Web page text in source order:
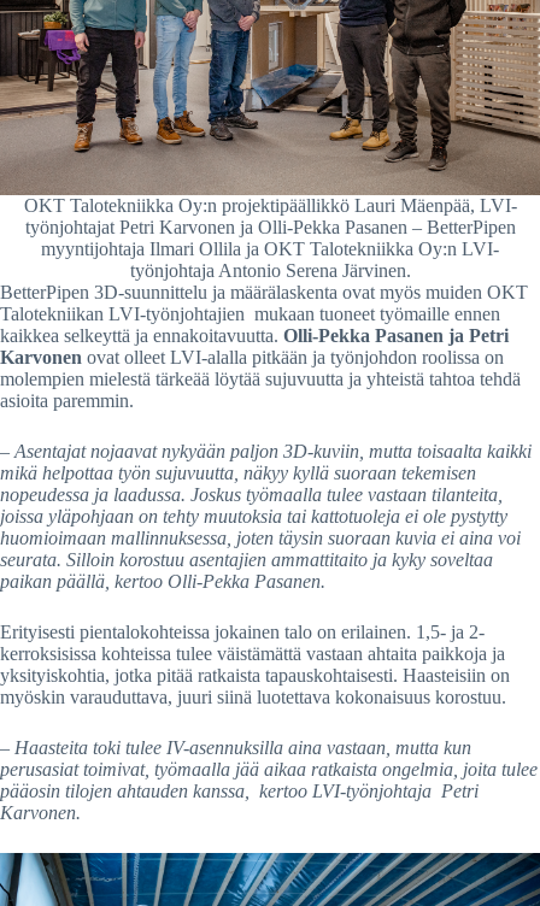
OKT Talotekniikka Oy:n projektipäällikkö Lauri Mäenpää, LVI-
työnjohtajat Petri Karvonen ja Olli-Pekka Pasanen – BetterPipen
myyntijohtaja Ilmari Ollila ja OKT Talotekniikka Oy:n LVI-
työnjohtaja Antonio Serena Järvinen.
BetterPipen 3D-suunnittelu ja määrälaskenta ovat myös muiden OKT
Talotekniikan LVI-työnjohtajien mukaan tuoneet työmaille ennen
kaikkea selkeyttä ja ennakoitavuutta. Olli-Pekka Pasanen ja Petri
Karvonen ovat olleet LVI-alalla pitkään ja työnjohdon roolissa on
molempien mielestä tärkeää löytää sujuvuutta ja yhteistä tahtoa tehdä
asioita paremmin.
– Asentajat nojaavat nykyään paljon 3D-kuviin, mutta toisaalta kaikki
mikä helpottaa työn sujuvuutta, näkyy kyllä suoraan tekemisen
nopeudessa ja laadussa. Joskus työmaalla tulee vastaan tilanteita,
joissa yläpohjaan on tehty muutoksia tai kattotuoleja ei ole pystytty
huomioimaan mallinnuksessa, joten täysin suoraan kuvia ei aina voi
seurata. Silloin korostuu asentajien ammattitaito ja kyky soveltaa
paikan päällä, kertoo Olli-Pekka Pasanen.
Erityisesti pientalokohteissa jokainen talo on erilainen. 1,5- ja 2-
kerroksisissa kohteissa tulee väistämättä vastaan ahtaita paikkoja ja
yksityiskohtia, jotka pitää ratkaista tapauskohtaisesti. Haasteisiin on
myöskin varauduttava, juuri siinä luotettava kokonaisuus korostuu.
– Haasteita toki tulee IV-asennuksilla aina vastaan, mutta kun
perusasiat toimivat, työmaalla jää aikaa ratkaista ongelmia, joita tulee
pääosin tilojen ahtauden kanssa, kertoo LVI-työnjohtaja Petri
Karvonen.